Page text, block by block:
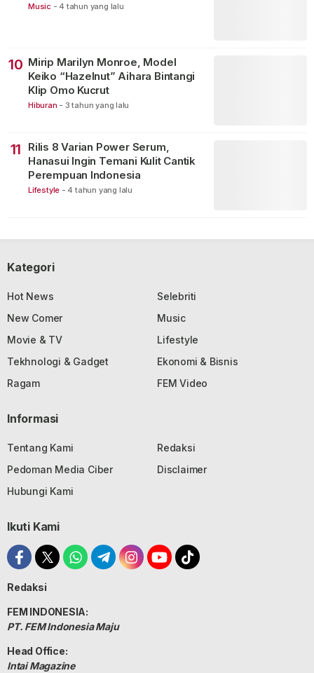
Music - 4 tahun yang lalu
10 Mirip Marilyn Monroe, Model
Keiko “Hazelnut” Aihara Bintangi
Klip Omo Kucrut
Hiburan - 3 tahun yang lalu
11
Rilis 8 Varian Power Serum,
Hanasui Ingin Temani Kulit Cantik
Perempuan Indonesia
Lifestyle - 4 tahun yang lalu
Kategori
Hot News
Selebriti
New Comer
Music
Movie & TV
Lifestyle
Tekhnologi & Gadget
Ekonomi & Bisnis
Ragam
FEM Video
Informasi
Tentang Kami
Redaksi
Pedoman Media Ciber
Disclaimer
Hubungi Kami
Ikuti Kami
Redaksi
FEM INDONESIA:
PT. FEM Indonesia Maju
Head Office:
Intai Magazine